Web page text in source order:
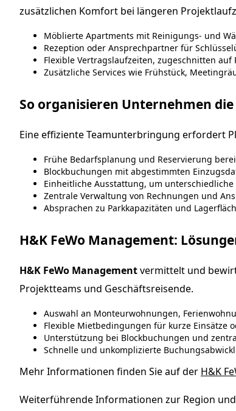
zusätzlichen Komfort bei längeren
Möblierte Apartments mit Reinigungs- und
Rezeption oder Ansprechpartner für
Flexible Vertragslaufzeiten, zugeschnitten auf
Zusätzliche Services wie Frühstück,
So organisieren Unternehmen
Eine effiziente Teamunterbringung erfordert
Frühe Bedarfsplanung und Reservierung
Blockbuchungen mit abgestimmten
Einheitliche Ausstattung, um
Zentrale Verwaltung von Rechnungen und
Absprachen zu Parkkapazitäten und
H&K FeWo Management:
H&K FeWo Managementvermittelt und
Projektteams und Geschäftsreisende.
Auswahl an Monteurwohnungen,
Flexible Mietbedingungen für kurze Einsätze
Unterstützung bei Blockbuchungen und
Schnelle und unkomplizierte
Mehr Informationen finden Sie auf der H&K
Weiterführende Informationen zur Region